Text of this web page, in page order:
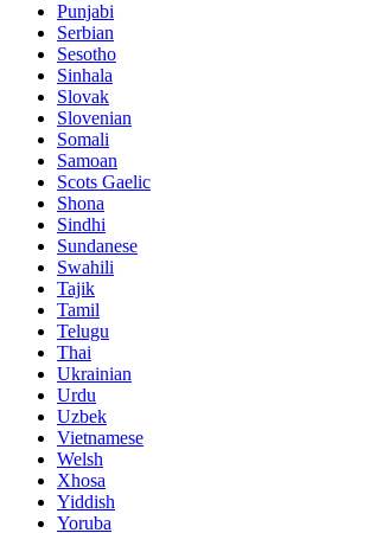
Punjabi
Serbian
Sesotho
Sinhala
Slovak
Slovenian
Somali
Samoan
Scots Gaelic
Shona
Sindhi
Sundanese
Swahili
Tajik
Tamil
Telugu
Thai
Ukrainian
Urdu
Uzbek
Vietnamese
Welsh
Xhosa
Yiddish
Yoruba